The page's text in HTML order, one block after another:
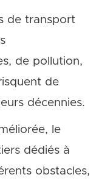
de transport
de pollution,
de
décennies.
le
dédiés à
obstacles,